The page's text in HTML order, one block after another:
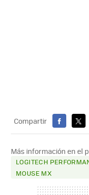
Compartir
FACEBOOK
X
Más información en el
LOGITECH
MOUSE MX